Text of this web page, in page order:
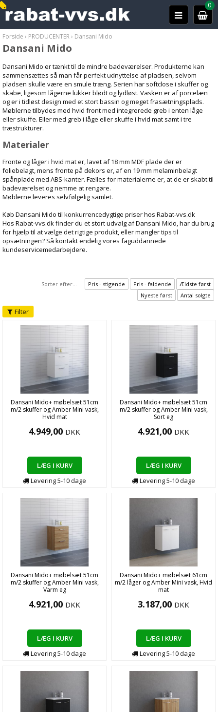
0
Forside › PRODUCENTER› Dansani Mido
Dansani Mido
Dansani Mido er tænkt til de mindre badeværelser. Produkterne kan
sammensættes så man får perfekt udnyttelse af pladsen, selvom
pladsen skulle være en smule træng. Serien har softclose i skuffer og
skabe, ligesom lågerne lukker blødt og lydløst. Vasken er af porcelæn
og er i tidløst design med et stort bassin og meget frasætningsplads.
Møblerne tilbydes med hvid front med integrerede greb i enten låge
eller skuffe. Eller med greb i låge eller skuffe i hvid mat samt i tre
træstrukturer.
Materialer
Fronte og låger i hvid mat er, lavet af 18 mm MDF plade der er
foliebelagt, mens fronte på dekors er, af en 19 mm melaminbelagt
spånplade med ABS-kanter. Fælles for materialerne er, at de er skabt til
badeværelset og nemme at rengøre.
Møblerne leveres selvfølgelig samlet.
Køb Dansani Mido til konkurrencedygtige priser hos Rabat-vvs.dk
Hos Rabat-vvs.dk finder du et stort udvalg af Dansani Mido, har du brug
for hjælp til at vælge det rigtige produkt, eller mangler tips til
opsætningen? Så kontakt endelig vores faguddannede
kundeservicemedarbejdere.
Sorter efter... Pris - stigende Pris - faldende
Ældste først
Nyeste først
Antal solgte
Filter
Dansani Mido+ møbelsæt 51cm
m/2 skuffer og Amber Mini vask,
Hvid mat
4.949,00 DKK
LÆG I KURV
Levering5-10dage
Dansani Mido+ møbelsæt 51cm
m/2 skuffer og Amber Mini vask,
Sort eg
4.921,00 DKK
LÆG I KURV
Levering5-10dage
Dansani Mido+ møbelsæt 51cm
m/2 skuffer og Amber Mini vask,
Varm eg
4.921,00 DKK
LÆG I KURV
Levering5-10dage
Dansani Mido+ møbelsæt 61cm
m/2 låger og Amber Mini vask, Hvid
mat
3.187,00 DKK
LÆG I KURV
Levering5-10dage